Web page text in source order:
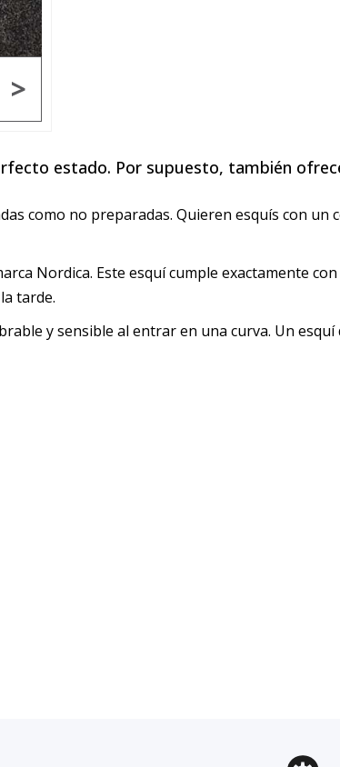
>
estado. Por supuesto, también
como no preparadas. Quieren esquís con un
Nordica. Este esquí cumple exactamente
tarde.
y sensible al entrar en una curva. Un